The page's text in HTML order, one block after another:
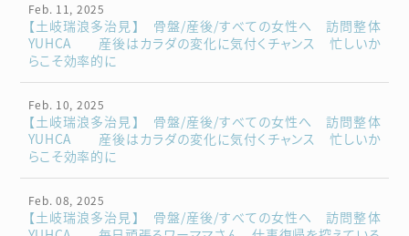
Feb. 11, 2025
【土岐瑞浪多治見】 骨盤/産後/すべての女性へ 訪問整体
YUHCA 産後はカラダの変化に気付くチャンス 忙しいか
らこそ効率的に
Feb. 10, 2025
【土岐瑞浪多治見】 骨盤/産後/すべての女性へ 訪問整体
YUHCA 産後はカラダの変化に気付くチャンス 忙しいか
らこそ効率的に
Feb. 08, 2025
【土岐瑞浪多治見】 骨盤/産後/すべての女性へ 訪問整体